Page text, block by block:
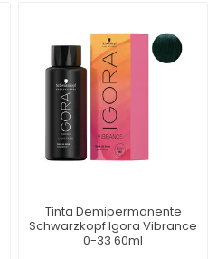
Tinta Demipermanente
Schwarzkopf Igora Vibrance
0-33 60ml